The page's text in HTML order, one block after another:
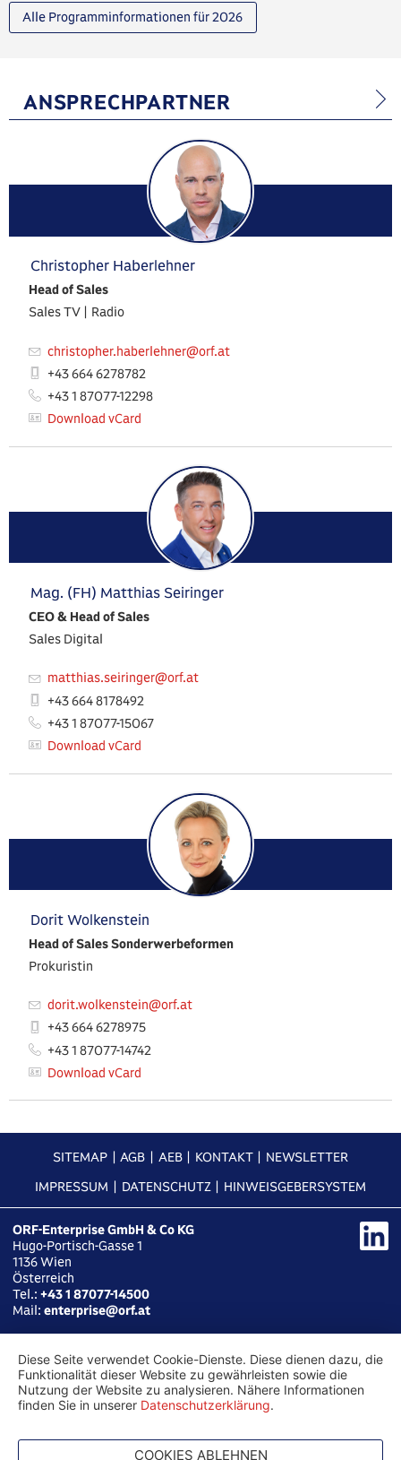
Alle Programminformationen für 2026
ANSPRECHPARTNER
Christopher Haberlehner
Head of Sales
Sales TV | Radio
christopher.haberlehner@orf.at
+43 664 6278782
+43 1 87077-12298
Download vCard
Mag. (FH) Matthias Seiringer
CEO & Head of Sales
Sales Digital
matthias.seiringer@orf.at
+43 664 8178492
+43 1 87077-15067
Download vCard
Dorit Wolkenstein
Head of Sales Sonderwerbeformen
Prokuristin
dorit.wolkenstein@orf.at
+43 664 6278975
+43 1 87077-14742
Download vCard
SITEMAP AGB AEB KONTAKT
NEWSLETTER
IMPRESSUM
DATENSCHUTZ HINWEISGEBERSYSTEM
ORF-Enterprise GmbH & Co KG
Hugo-Portisch-Gasse 1
1136Wien
Österreich
Tel.:+43 1 87077-14500
Mail:enterprise@orf.at
Diese Seite verwendet Cookie-Dienste. Diese dienen dazu, die
Funktionalität dieser Website zu gewährleisten sowie die
Nutzung der Website zu analysieren. Nähere Informationen
finden Sie in unserer Datenschutzerklärung.
COOKIES ABLEHNEN